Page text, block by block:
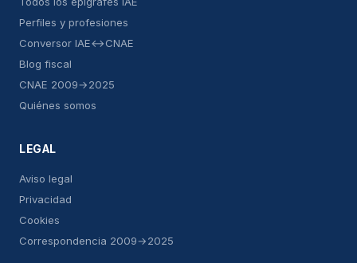
Perfiles y profesiones
Conversor IAE↔CNAE
Blog fiscal
CNAE 2009→2025
Quiénes somos
LEGAL
Aviso legal
Privacidad
Cookies
Correspondencia 2009→2025